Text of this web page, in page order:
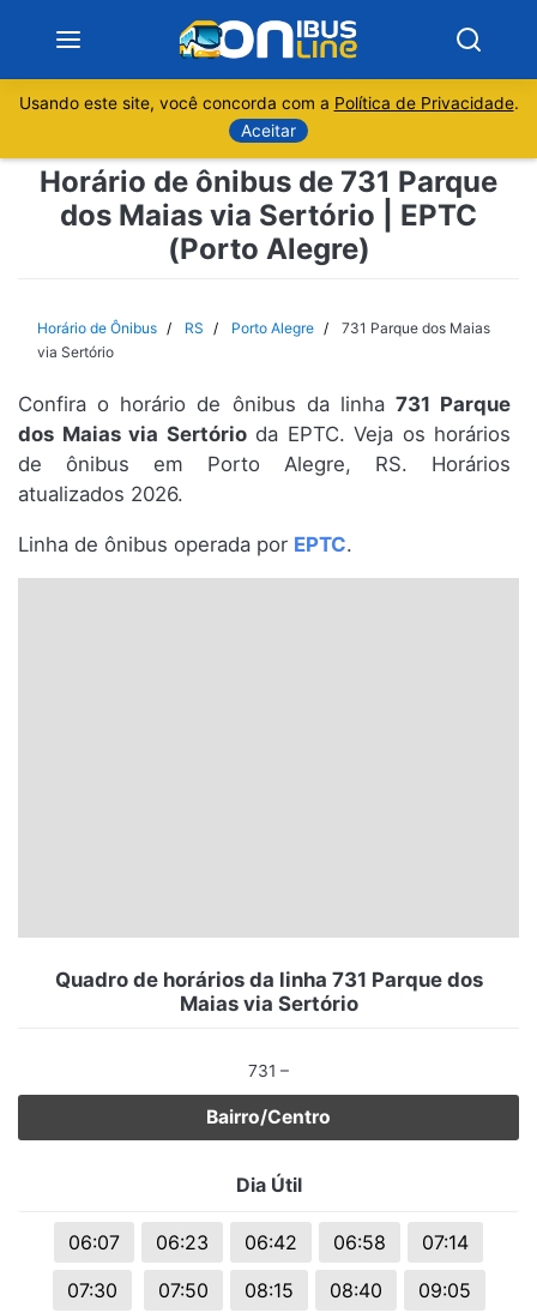
Sobre
Minas Gerais
Espírito Santo
Paraná
Santa Catarina
Usando este site, você concorda com a Política de Privacidade.
Aceitar
Horário de ônibus de 731 Parque
dos Maias via Sertório | EPTC
(Porto Alegre)
Horário de Ônibus RS Porto Alegre
731 Parque dos Maias
via Sertório
Confira o horário de ônibus da linha 731 Parque
dos Maias via Sertórioda EPTC. Veja os horários
de ônibus em Porto Alegre, RS. Horários
atualizados 2026.
Linha de ônibus operada por EPTC.
Quadro de horários da linha 731 Parque dos
Maias via Sertório
731 –
Bairro/Centro
Dia Útil
06:07 06:23 06:42 06:58
07:14
07:30
07:50 08:15 08:40
09:05